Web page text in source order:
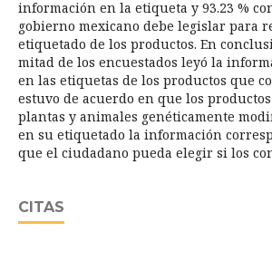
información en la etiqueta y 93.23 %
gobierno mexicano debe legislar para
etiquetado de los productos. En
mitad de los encuestados leyó la
en las etiquetas de los productos que
estuvo de acuerdo en que los
plantas y animales genéticamente
en su etiquetado la información
que el ciudadano pueda elegir si los
CITAS